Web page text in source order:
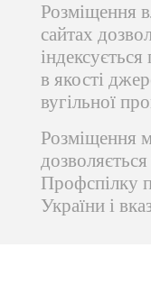
Розміщення
сайтах
в якості
вугільної
Розміщення
Профспілку
України і